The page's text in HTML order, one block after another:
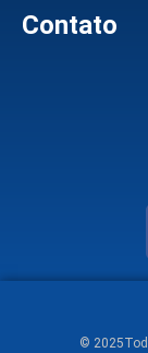
Contato
©